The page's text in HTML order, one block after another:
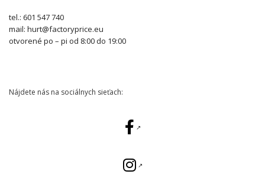
tel.: 601 547 740
mail: hurt@factoryprice.eu
otvorené po – pi od 8:00 do 19:00
Nájdete nás na sociálnych sieťach: